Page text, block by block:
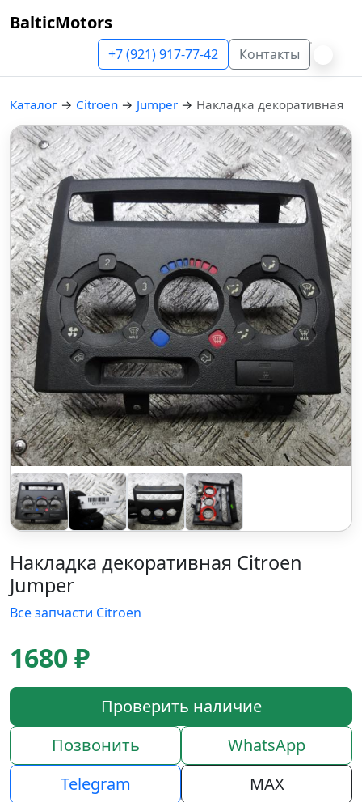
BalticMotors
+7 (921) 917-77-42 Контакты
Каталог → Citroen → Jumper → Накладка декоративная
Накладка декоративная Citroen
Jumper
Все запчасти Citroen
1680 ₽
Проверить наличие
Позвонить
WhatsApp
Telegram
MAX